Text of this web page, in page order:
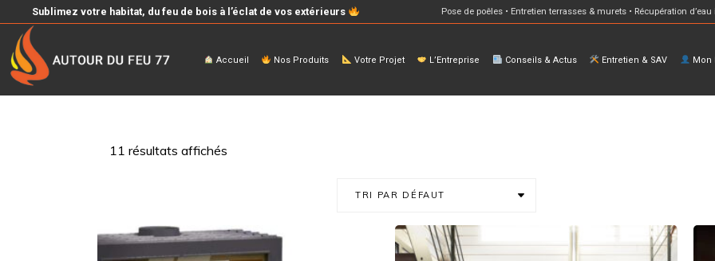
Sublimez votre habitat, du feu de bois à l’éclat de vos extérieurs Pose de poêles • Entretien terrasses & murets • Récupération
Accueil Nos Produits Votre Projet L’Entreprise Conseils & Actus Entretien & SAV Mon
11 résultats affichés
TRI PAR DÉFAUT